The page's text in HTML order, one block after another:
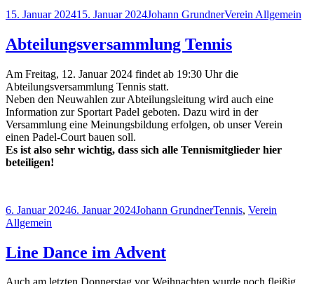
Veröffentlicht
15. Januar 202415. Januar 2024Autor
Johann GrundnerKategorien
Verein Allgemein
Abteilungsversammlung Tennis
Am Freitag, 12. Januar 2024 findet ab 19:30 Uhr die
Abteilungsversammlung Tennis statt.
Neben den Neuwahlen zur Abteilungsleitung wird auch eine
Information zur Sportart Padel geboten. Dazu wird in der
Versammlung eine Meinungsbildung erfolgen, ob unser Verein
einen Padel-Court bauen soll.
Es ist also sehr wichtig, dass sich alle Tennismitglieder hier
beteiligen!
Veröffentlicht
am
6. Januar 20246. Januar 2024Autor
Johann GrundnerKategorien
Tennis, Verein
Allgemein
Line Dance im Advent